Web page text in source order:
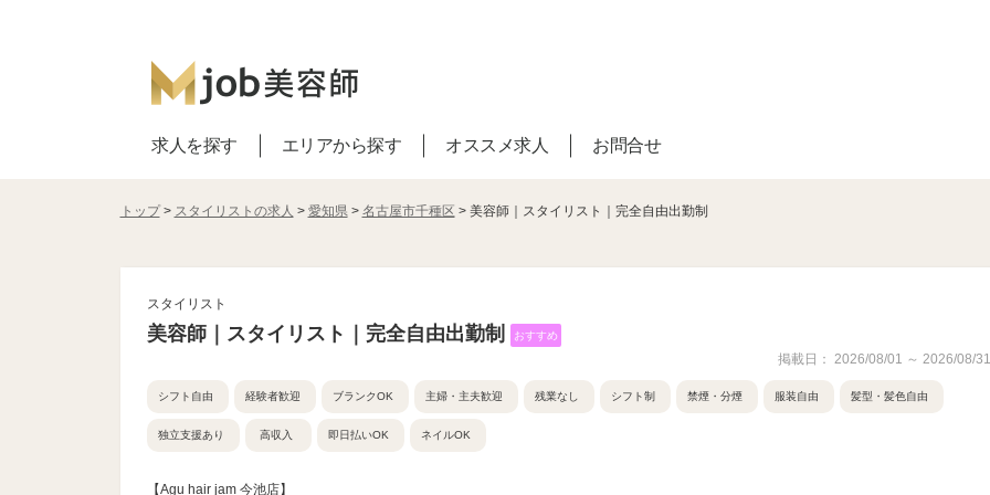
求人を探す エリアから探す オススメ求人 お問合せ
トップ> スタイリストの求人 > 愛知県> 名古屋市千種区 > 美容師｜スタイリスト｜完全自由出勤制
スタイリスト
美容師｜スタイリスト｜完全自由出勤制 おすすめ
掲載日： 2026/08/01 ～ 2026/08/31
シフト自由 経験者歓迎 ブランクOK 主婦・主夫歓迎 残業なし シフト制 禁煙・分煙 服装自由 髪型・髪色自由
独立支援あり 高収入 即日払いOK ネイルOK
【Agu hair jam 今池店】